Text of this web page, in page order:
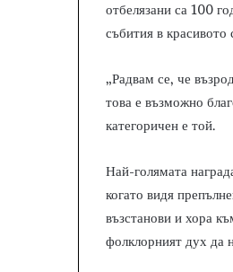
отбелязани са 100
събития в красивото
„Радвам се, че
това е възможно
категоричен е той.
Най-голямата
когато видя
възстанови и хора
фолклорният дух да